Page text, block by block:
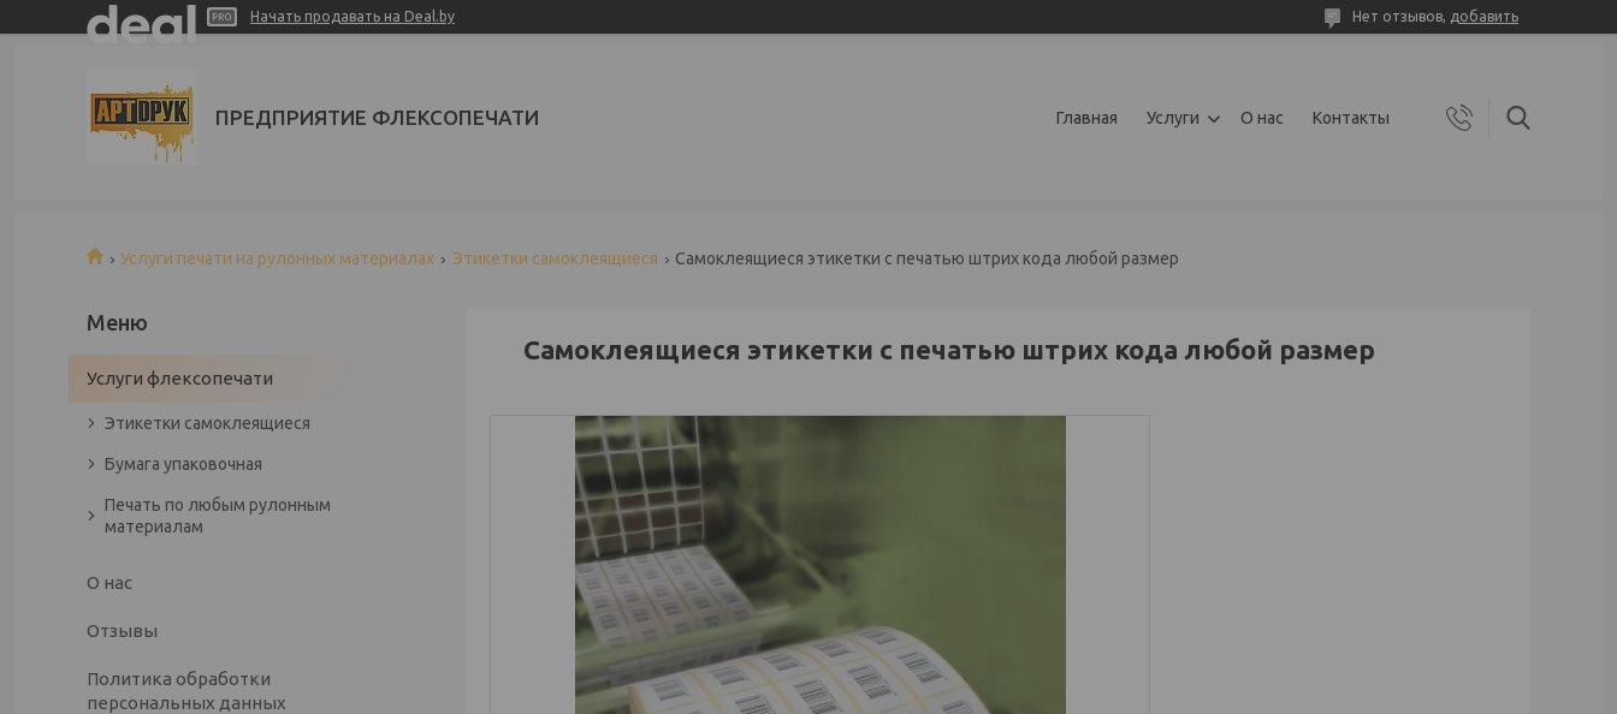
Начать продавать на Deal.by Нет отзывов, добавить
ПРЕДПРИЯТИЕ ФЛЕКСОПЕЧАТИ Главная Услуги О нас Контакты
Услуги печати на рулонных материалах Этикетки самоклеящиеся Самоклеящиеся этикетки с печатью штрих кода любой размер
Самоклеящиеся этикетки с печатью штрих кода любой размер
Услуги флексопечати
Этикетки самоклеящиеся
Бумага упаковочная
Печать по любым рулонным
материалам
О нас
Отзывы
Политика обработки
персональных данных